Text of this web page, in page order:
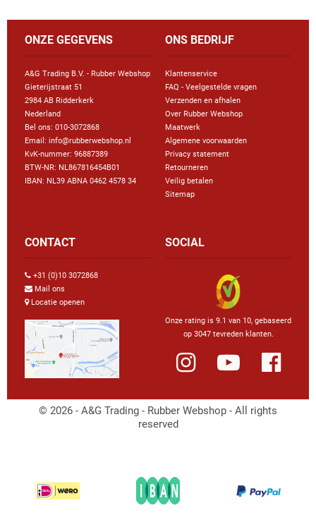
ONZE GEGEVENS
A&G Trading B.V. - Rubber Webshop
Gieterijstraat 51
2984 AB Ridderkerk
Nederland
Bel ons: 010-3072868
Email: info@rubberwebshop.nl
KvK-nummer: 96887389
BTW-NR: NL867816454B01
IBAN: NL39 ABNA 0462 4578 34
ONS BEDRIJF
Klantenservice
FAQ - Veelgestelde vragen
Verzenden en afhalen
Over Rubber Webshop
Maatwerk
Algemene voorwaarden
Privacy statement
Retourneren
Veilig betalen
Sitemap
CONTACT
+31 (0)10 3072868
Mail ons
Locatie openen
SOCIAL
Onze rating is 9.1 van 10, gebaseerd
op 3047 tevreden klanten.
© 2026 - A&G Trading - Rubber Webshop - All rights
reserved